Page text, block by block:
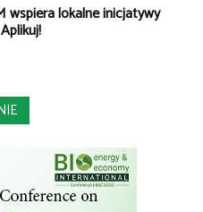
wspiera lokalne inicjatywy